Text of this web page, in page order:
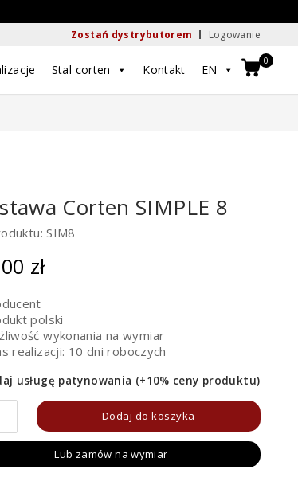
Zostań dystrybutorem Logowanie
Stal corten Kontakt EN
0
Corten SIMPLE 8
SIM8
zł
polski
wykonania na wymiar
realizacji: 10 dni roboczych
usługę patynowania (+10% ceny produktu)
Dodaj do koszyka
Lub zamów na wymiar